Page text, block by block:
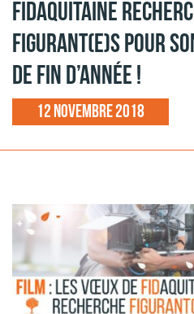
FIDAQUITAINE
figurant(e)s pour
de fin d’année !
12 novembre 2018